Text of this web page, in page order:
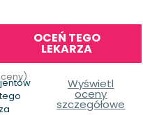
OCEŃ TEGO
LEKARZA
Wyświetl
oceny
szczegółowe